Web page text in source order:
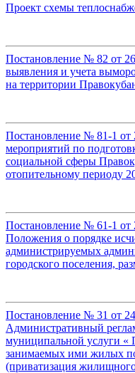
Проект схемы
Постановление № 82 от
выявления и учета
на территории
Постановление № 81-1 от
мероприятий по
социальной сферы
отопительному периоду
Постановление № 61-1 от
Положения о порядке
администрируемых
городского поселения,
Постановление № 31 от
Административный
муниципальной услуги «
занимаемых ими жилых
(приватизация